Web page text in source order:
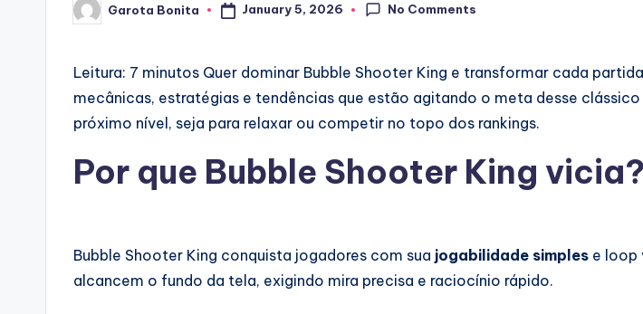
Posted
by
Garota Bonita January 5, 2026 No Comments
Leitura: 7 minutos Quer dominar Bubble Shooter King e transformar cada
mecânicas, estratégias e tendências que estão agitando o meta desse
próximo nível, seja para relaxar ou competir no topo dos rankings.
Por que Bubble Shooter King vicia?
Bubble Shooter King conquista jogadores com sua jogabilidade simples e loop
alcancem o fundo da tela, exigindo mira precisa e raciocínio rápido.